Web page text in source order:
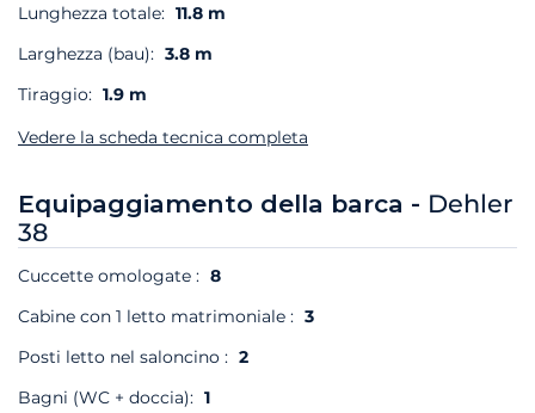
Lunghezza totale: 11.8 m
Larghezza (bau): 3.8 m
Tiraggio: 1.9 m
Vedere la scheda tecnica completa
Equipaggiamento della barca - Dehler
38
Cuccette omologate : 8
Cabine con 1 letto matrimoniale : 3
Posti letto nel saloncino : 2
Bagni (WC + doccia): 1